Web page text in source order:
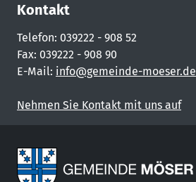
Kontakt
Telefon: 039222 - 908 52
Fax: 039222 - 908 90
E-Mail: info@gemeinde-moeser.de
Nehmen Sie Kontakt mit uns auf